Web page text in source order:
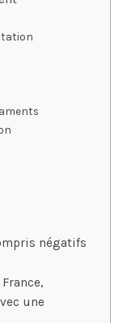
négatifs
une